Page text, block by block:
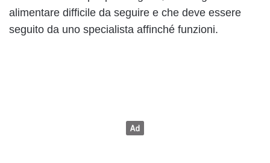
alimentare difficile da seguire e che deve essere
seguito da uno specialista affinché funzioni.